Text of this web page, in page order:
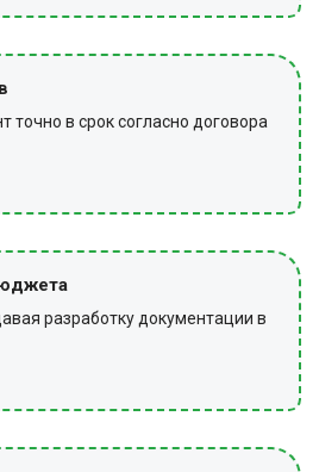
точно в срок согласно договора
разработку документации в